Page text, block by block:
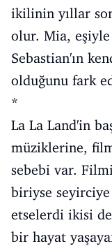
ikilinin yıllar
olur. Mia,
Sebastian'ın
olduğunu fark
*
La La Land'in
müziklerine,
sebebi var.
biriyse
etselerdi ikisi
bir hayat